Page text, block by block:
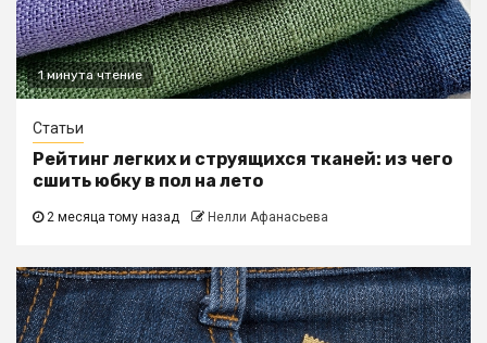
1 минута чтение
Статьи
Рейтинг легких и струящихся тканей: из чего
сшить юбку в пол на лето
2 месяца тому назад Нелли Афанасьева